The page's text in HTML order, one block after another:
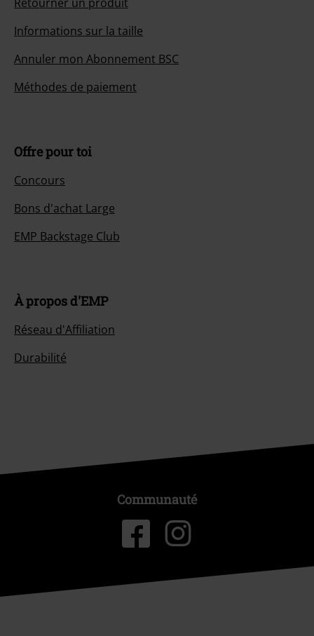
Informations sur la taille
Annuler mon Abonnement BSC
Méthodes de paiement
Offre pour toi
Concours
Bons d'achat Large
EMP Backstage Club
À propos d'EMP
Réseau d'Affiliation
Durabilité
Communauté